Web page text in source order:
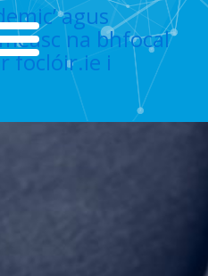
agus
na bhfocal
foclóir.ie i